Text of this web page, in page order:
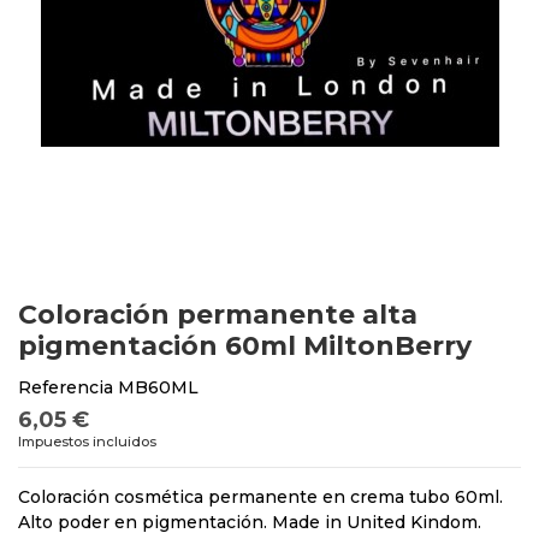
Coloración permanente alta
pigmentación 60ml MiltonBerry
Referencia MB60ML
6,05 €
Impuestos incluidos
Coloración cosmética permanente en crema tubo 60ml.
Alto poder en pigmentación. Made in United Kindom.